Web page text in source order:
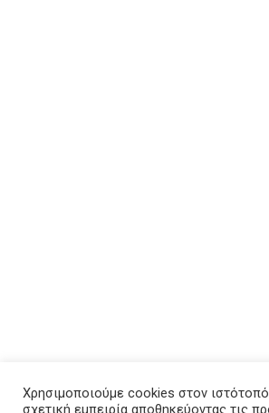
Χρησιμοποιούμε cookies στον
σχετική εμπειρία αποθηκεύοντας τις